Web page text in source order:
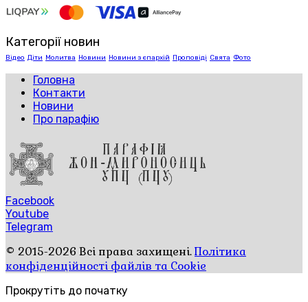
Категорії новин
Відео Діти Молитва Новини Новини з єпархій Проповіді Свята Фото
Головна
Контакти
Новини
Про парафію
Facebook
Youtube
Telegram
© 2015-2026 Всі права захищені.Політика
конфіденційності файлів та Cookie
Прокрутіть до початку